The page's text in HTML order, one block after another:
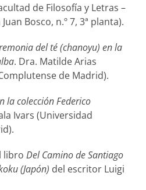
de Filosofía y Letras –
Bosco, n.º 7, 3ª planta).
del té (chanoyu) en la
. Dra. Matilde Arias
de Madrid).
la colección Federico
Ivars (Universidad
libro Del Camino de Santiago
(Japón) del escritor Luigi